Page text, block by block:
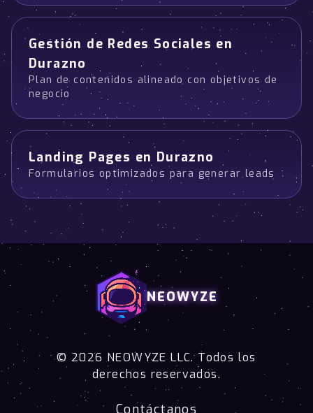
Gestión de Redes Sociales en
Durazno
Plan de contenidos alineado con objetivos de
negocio
Landing Pages en Durazno
Formularios optimizados para generar leads
NEOWYZE
© 2026 NEOWYZE LLC. Todos los
derechos reservados.
Contáctanos